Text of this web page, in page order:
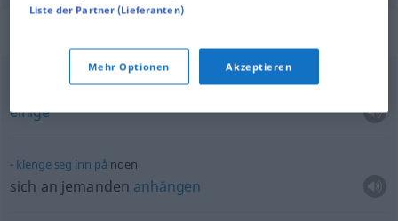
enkelte
einige
klenge seg inn på noen
sich an jemanden anhängen
Liste der Partner (Lieferanten)
Mehr Optionen Akzeptieren